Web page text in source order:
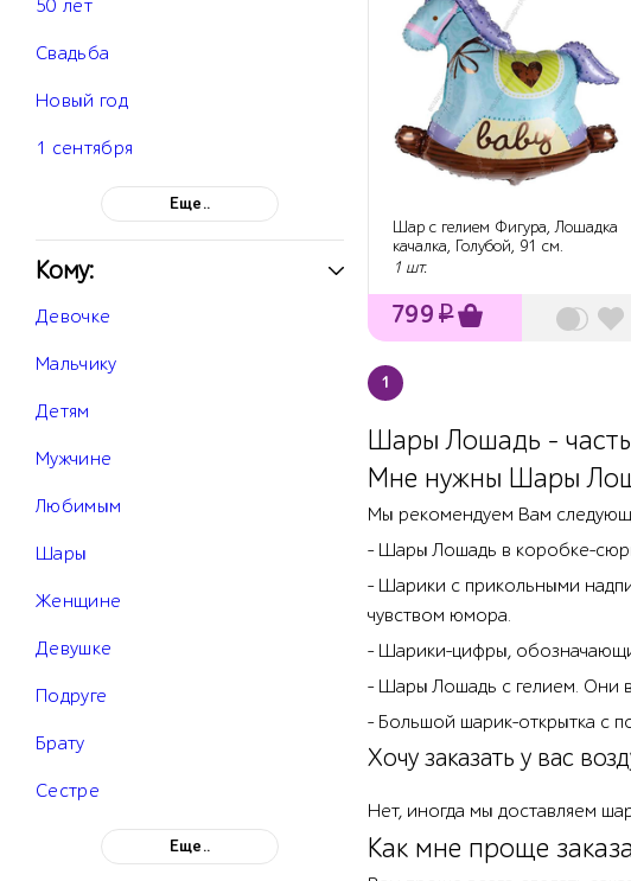
50 лет
Свадьба
Новый год
1 сентября
Еще..
Кому:
Девочке
Мальчику
Детям
Мужчине
Любимым
Шары
Женщине
Девушке
Подруге
Брату
Сестре
Еще..
Шар с гелием Фигура, Лошадка
качалка, Голубой, 91 см.
1 шт.
799 ₽
1
Шары Лошадь -
Мне нужны Шары
Мы рекомендуем Вам
- Шары Лошадь в коробке-
- Шарики с прикольными
чувством юмора.
- Шарики-цифры,
- Шары Лошадь с гелием. Они
- Большой шарик-открытка с
Хочу заказать у вас
Нет, иногда мы доставляем
Как мне проще